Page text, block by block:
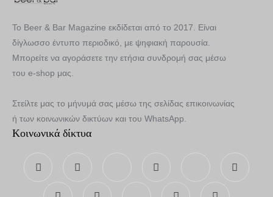
Το Beer & Bar Magazine εκδίδεται από το 2017. Είναι
δίγλωσσο έντυπο περιοδικό, με ψηφιακή παρουσία.
Μπορείτε να αγοράσετε την ετήσια συνδρομή σας μέσω
του e-shop μας.
Στείλτε μας το μήνυμά σας μέσω της σελίδας επικοινωνίας
ή των κοινωνικών δικτύων και του WhatsApp.
Κοινωνικά δίκτυα